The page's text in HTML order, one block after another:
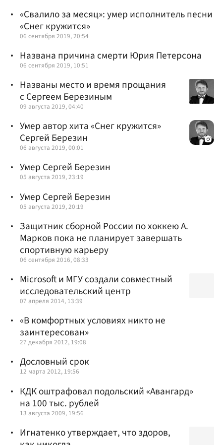
«Свалило за месяц»: умер исполнитель песни
«Снег кружится»
06 сентября 2019, 20:54
Названа причина смерти Юрия Петерсона
06 сентября 2019, 10:51
Названы место и время прощания
с Сергеем Березиным
09 августа 2019, 04:40
Умер автор хита «Снег кружится»
Сергей Березин
06 августа 2019, 00:01
Умер Сергей Березин
05 августа 2019, 23:19
Умер Сергей Березин
05 августа 2019, 20:19
Защитник сборной России по хоккею А.
Марков пока не планирует завершать
спортивную карьеру
06 сентября 2016, 08:33
Microsoft и МГУ создали совместный
исследовательский центр
07 апреля 2014, 13:39
«В комфортных условиях никто не
заинтересован»
27 декабря 2012, 19:08
Дословный срок
12 марта 2012, 19:56
КДК оштрафовал подольский «Авангард»
на 100 тыс. рублей
13 августа 2009, 19:56
Игнатенко утверждает, что здоров,